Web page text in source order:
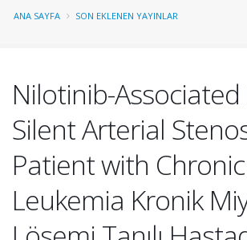
ANA SAYFA SON EKLENEN YAYINLAR
Nilotinib-
Silent Arterial
Patient with
Leukemia Kronik